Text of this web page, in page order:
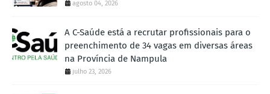
agosto 04, 2026
A C-Saúde está a recrutar profissionais para o
preenchimento de 34 vagas em diversas áreas
na Província de Nampula
julho 23, 2026